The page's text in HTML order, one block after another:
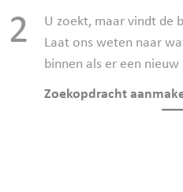
2
U zoekt, maar vindt de
Laat ons weten naar
binnen als er een
Zoekopdracht